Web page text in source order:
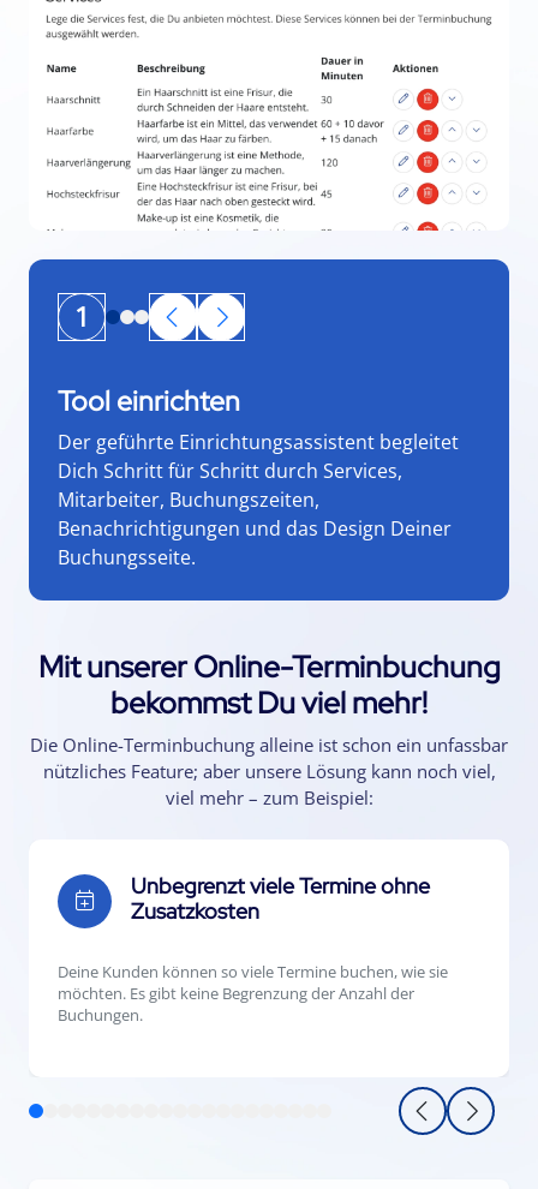
1
Tool einrichten
Der geführte Einrichtungsassistent begleitet
Dich Schritt für Schritt durch Services,
Mitarbeiter, Buchungszeiten,
Benachrichtigungen und das Design Deiner
Buchungsseite.
Mit unserer Online-Terminbuchung
bekommst Du viel mehr!
Die Online-Terminbuchung alleine ist schon ein unfassbar
nützliches Feature; aber unsere Lösung kann noch viel,
viel mehr – zum Beispiel:
Unbegrenzt viele Termine ohne
Zusatzkosten
Deine Kunden können so viele Termine buchen, wie sie
möchten. Es gibt keine Begrenzung der Anzahl der
Buchungen.